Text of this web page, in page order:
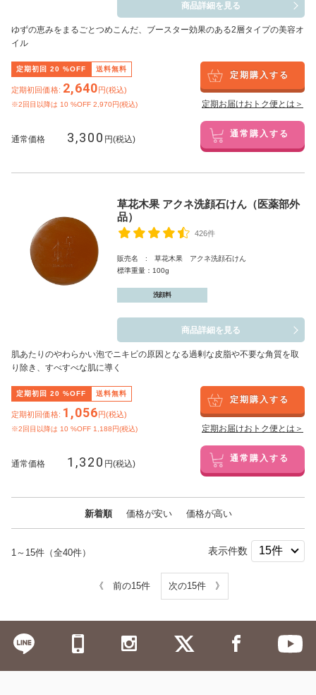
商品詳細を見る
ゆずの恵みをまるごとつめこんだ、ブースター効果のある2層タイプの美容オ
イル
定期初回 20 %OFF 送料無料
定期初回価格: 2,640円(税込)
※2回目以降は 10 %OFF 2,970円(税込)
定期購入する
定期お届けおトク便とは＞
通常価格 3,300 円(税込) 通常購入する
草花木果 アクネ洗顔石けん（医薬部外
品）
426件
販売名 : 草花木果 アクネ洗顔石けん
標準重量：100g
洗顔料
商品詳細を見る
肌あたりのやわらかい泡でニキビの原因となる過剰な皮脂や不要な角質を取
り除き、すべすべな肌に導く
定期初回 20 %OFF 送料無料
定期初回価格: 1,056円(税込)
※2回目以降は 10 %OFF 1,188円(税込)
定期購入する
定期お届けおトク便とは＞
通常価格 1,320 円(税込) 通常購入する
新着順 価格が安い 価格が高い
1～15件（全40件） 表示件数
《 前の15件 次の15件 》